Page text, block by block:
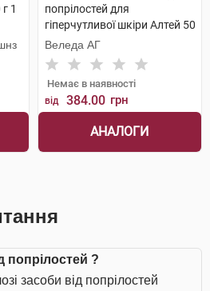
1
попрілостей для
гіперчутливої шкіри Алтей 50
мл 1 туба
Веледа АГ
Немає в наявності
від 384.00 грн
АНАЛОГИ
попрілостей ?
засоби від попрілостей